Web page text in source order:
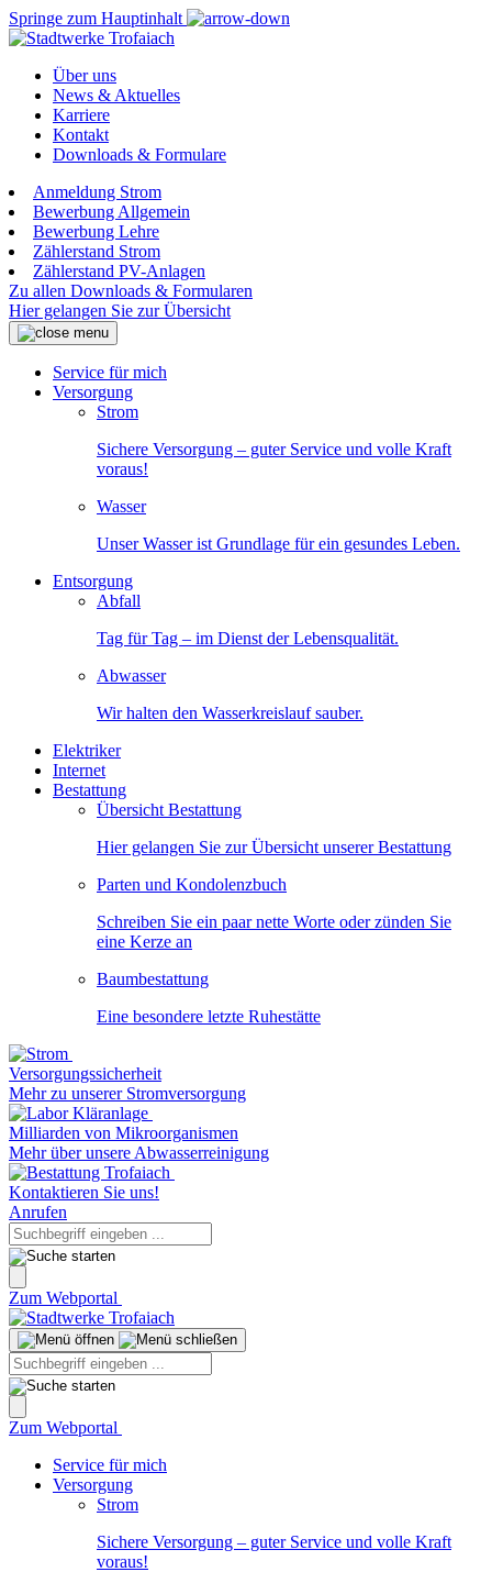
Springe zum Hauptinhalt
Über uns
News & Aktuelles
Karriere
Kontakt
Downloads & Formulare
Anmeldung Strom
Bewerbung Allgemein
Bewerbung Lehre
Zählerstand Strom
Zählerstand PV-Anlagen
Zu allen Downloads & Formularen
Hier gelangen Sie zur Übersicht
Service für mich
Versorgung
Strom
Sichere Versorgung – guter Service und volle Kraft
voraus!
Wasser
Unser Wasser ist Grundlage für ein gesundes Leben.
Entsorgung
Abfall
Tag für Tag – im Dienst der Lebensqualität.
Abwasser
Wir halten den Wasserkreislauf sauber.
Elektriker
Internet
Bestattung
Übersicht Bestattung
Hier gelangen Sie zur Übersicht unserer Bestattung
Parten und Kondolenzbuch
Schreiben Sie ein paar nette Worte oder zünden Sie
eine Kerze an
Baumbestattung
Eine besondere letzte Ruhestätte
Versorgungssicherheit
Mehr zu unserer Stromversorgung
Milliarden von Mikroorganismen
Mehr über unsere Abwasserreinigung
Kontaktieren Sie uns!
Anrufen
Zum Webportal
Zum Webportal
Service für mich
Versorgung
Strom
Sichere Versorgung – guter Service und volle Kraft
voraus!